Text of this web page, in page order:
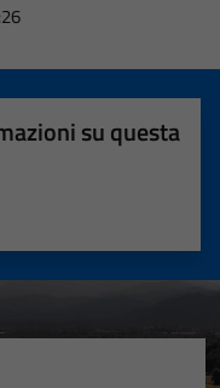
su questa